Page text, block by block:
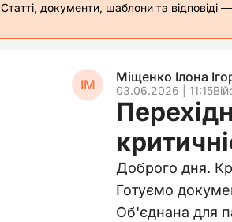
Статті, документи, шаблони та відповіді
ІМ Міщенко Ілона
03.06.2026 | 11:15
Доброго дня.
Готуємо
Об'єднана для